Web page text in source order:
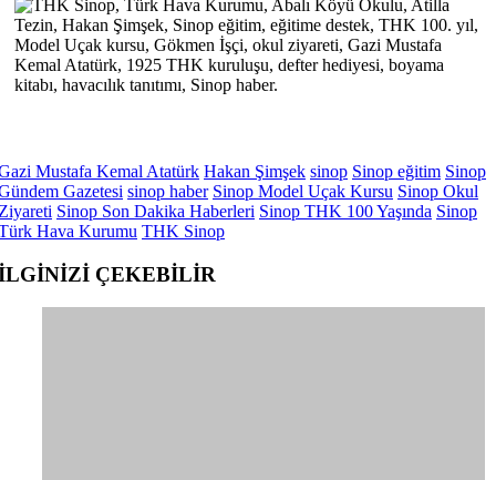
Mustafa Kemal Atatürk Hakan Şimşek sinop Sinop eğitim Sinop
Gazetesi sinop haber Sinop Model Uçak Kursu Sinop Okul
Sinop Son Dakika Haberleri Sinop THK 100 Yaşında Sinop
Hava Kurumu THK Sinop
ÇEKEBİLİR